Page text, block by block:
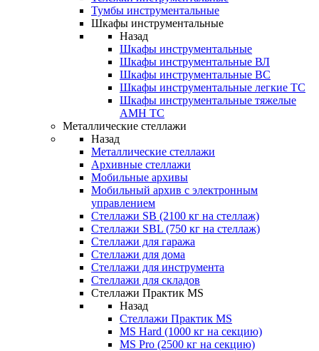
Тумбы инструментальные
Шкафы инструментальные
Назад
Шкафы инструментальные
Шкафы инструментальные ВЛ
Шкафы инструментальные ВС
Шкафы инструментальные легкие ТС
Шкафы инструментальные тяжелые
AMH TC
Металлические стеллажи
Назад
Металлические стеллажи
Архивные стеллажи
Мобильные архивы
Мобильный архив с электронным
управлением
Стеллажи SB (2100 кг на стеллаж)
Стеллажи SBL (750 кг на стеллаж)
Стеллажи для гаража
Стеллажи для дома
Стеллажи для инструмента
Стеллажи для складов
Стеллажи Практик MS
Назад
Стеллажи Практик MS
MS Hard (1000 кг на секцию)
MS Pro (2500 кг на секцию)